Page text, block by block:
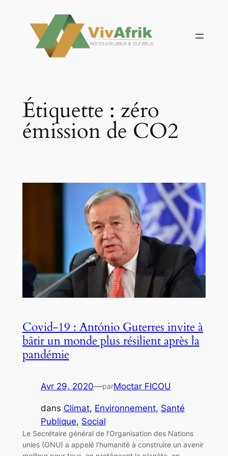
contenu
Étiquette : zéro
émission de CO2
Covid-19 : António Guterres invite à
bâtir un monde plus résilient après la
pandémie
Avr 29, 2020—parMoctar FICOU
dans Climat, Environnement, Santé
Publique, Social
Le Secrétaire général de l’Organisation des Nations
unies (ONU) a appelé l’humanité à construire un avenir